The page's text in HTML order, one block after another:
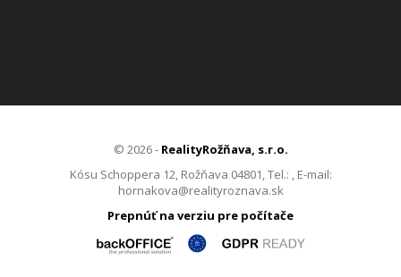
© 2026 - RealityRožňava, s.r.o.
Kósu Schoppera 12, Rožňava 04801, Tel.: , E-mail:
hornakova@realityroznava.sk
Prepnúť na verziu pre počítače